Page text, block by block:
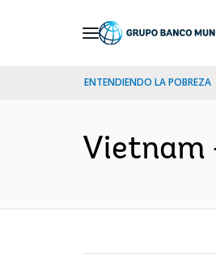
ENTENDIENDO LA POBREZA
Vietnam